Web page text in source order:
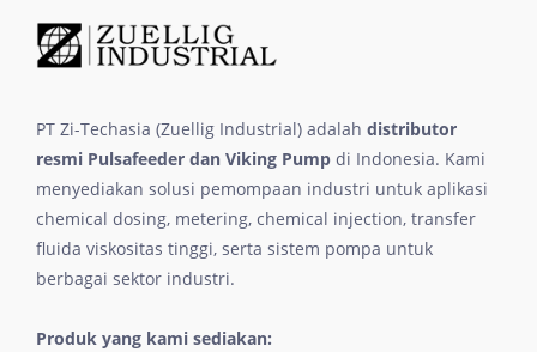
PT Zi-Techasia (Zuellig Industrial) adalah distributor
resmi Pulsafeeder dan Viking Pump di Indonesia. Kami
menyediakan solusi pemompaan industri untuk aplikasi
chemical dosing, metering, chemical injection, transfer
fluida viskositas tinggi, serta sistem pompa untuk
berbagai sektor industri.
Produk yang kami sediakan: